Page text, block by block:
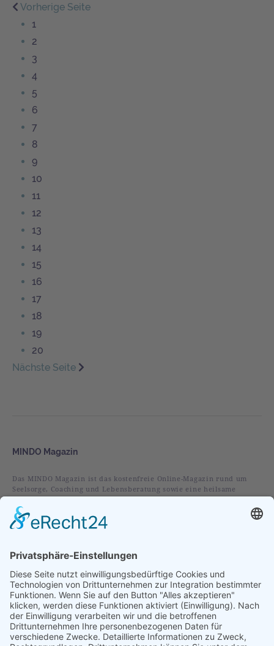
Vorherige Seite
1
2
3
4
5
6
7
8
9
10
11
12
13
14
15
16
17
18
19
20
Nächste Seite
MINDO Magazin
Das MINDO Magazin ist das kostenfreie Online-Magazin rund um
Seelsorge, Coaching und Lebensberatung sowie eine heilsame
christliche Spiritualität.
Rubriken
Alles
Liebe
Glaube
Verstehen
Vorgestellt
Im Fokus